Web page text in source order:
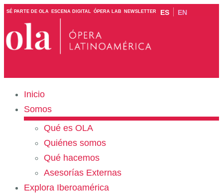
SÉ PARTE DE OLA ESCENA DIGITAL ÓPERA LAB NEWSLETTER ES EN
Inicio
Somos
Qué es OLA
Quiénes somos
Qué hacemos
Asesorías Externas
Explora Iberoamérica